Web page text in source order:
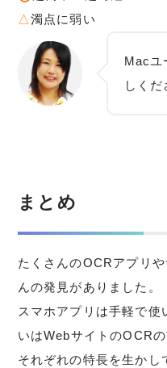
△濁点に弱い
Macユ
しくだ
まとめ
たくさんのOCRアプリ
んの発見がありました。
スマホアプリは手軽で使
いはWebサイトのOCR
それぞれの特長を生かし